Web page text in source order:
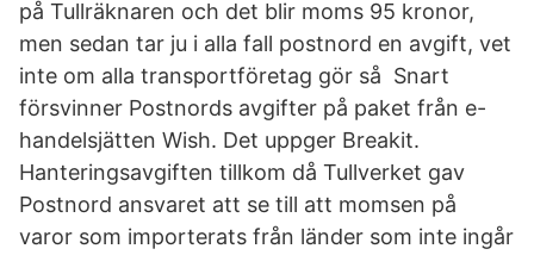
på Tullräknaren och det blir moms 95 kronor,
men sedan tar ju i alla fall postnord en avgift, vet
inte om alla transportföretag gör så Snart
försvinner Postnords avgifter på paket från e-
handelsjätten Wish. Det uppger Breakit.
Hanteringsavgiften tillkom då Tullverket gav
Postnord ansvaret att se till att momsen på
varor som importerats från länder som inte ingår